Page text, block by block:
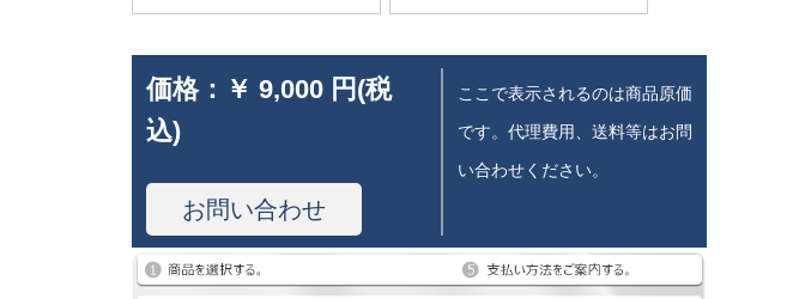
価格： ￥ 9,000 円(税
込)
お問い合わせ
ここで表示されるのは商品原価
です。代理費用、送料等はお問
い合わせください。